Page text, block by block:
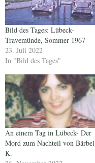
Bild des Tages: Lübeck-
Travemünde, Sommer 1967
23. Juli 2022
In "Bild des Tages"
An einem Tag in Lübeck- Der
Mord zum Nachteil von Bärbel
K.